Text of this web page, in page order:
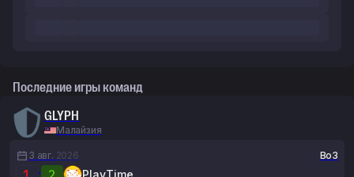
Последние игры команд
GLYPH
Малайзия
3 авг. 2026 Bo3
PlayTime